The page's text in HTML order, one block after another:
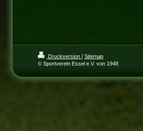
Druckversion | Sitemap
© Sportverein Essel e.V. von 1948